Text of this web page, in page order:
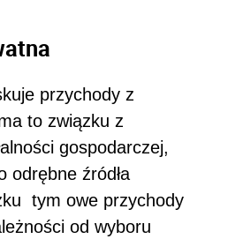
przychody z
to związku z
gospodarczej,
odrębne źródła
tym owe przychody
od wyboru